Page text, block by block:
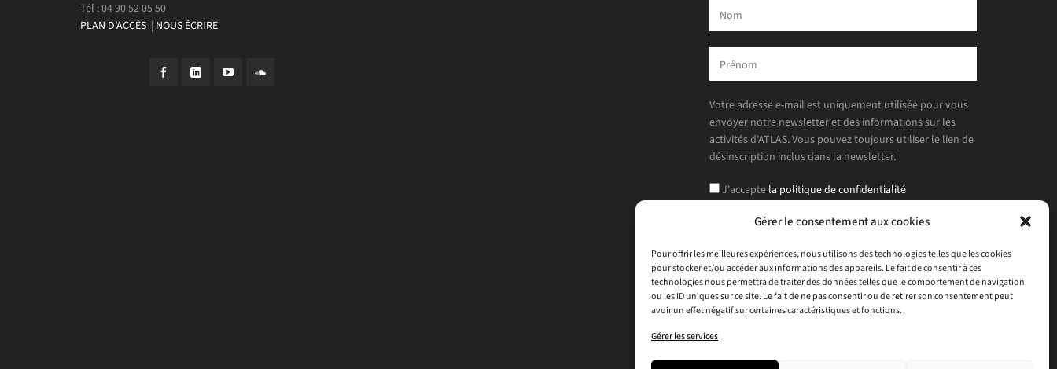
Gérer le consentement aux cookies
Pour offrir les meilleures expériences, nous utilisons des technologies telles que les cookies
pour stocker et/ou accéder aux informations des appareils. Le fait de consentir à ces
technologies nous permettra de traiter des données telles que le comportement de navigation
ou les ID uniques sur ce site. Le fait de ne pas consentir ou de retirer son consentement peut
avoir un effet négatif sur certaines caractéristiques et fonctions.
Gérer les services
Tél : 04 90 52 05 50
PLAN D’ACCÈS | NOUS ÉCRIRE
Votre adresse e-mail est uniquement utilisée pour vous
envoyer notre newsletter et des informations sur les
activités d'ATLAS. Vous pouvez toujours utiliser le lien de
désinscription inclus dans la newsletter.
J'acceptela politique de confidentialité